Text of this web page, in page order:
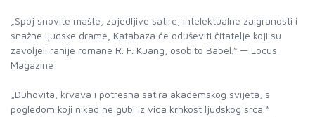
„Spoj snovite mašte, zajedljive satire, intelektualne zaigranosti i
snažne ljudske drame, Katabaza će oduševiti čitatelje koji su
zavoljeli ranije romane R. F. Kuang, osobito Babel.“ — Locus
Magazine
„Duhovita, krvava i potresna satira akademskog svijeta, s
pogledom koji nikad ne gubi iz vida krhkost ljudskog srca.“